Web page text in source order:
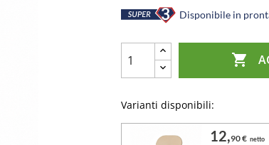
Disponibile in

Varianti disponibili:
12,90 € netto